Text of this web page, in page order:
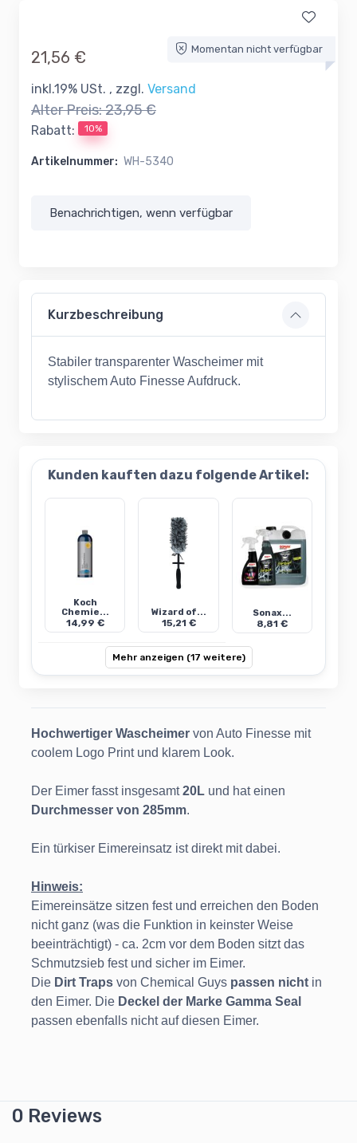
Momentan nicht verfügbar
21,56 €
inkl.19% USt. , zzgl. Versand
Alter Preis:23,95 €
Rabatt: 10%
Artikelnummer: WH-5340
Benachrichtigen, wenn verfügbar
Kurzbeschreibung
Stabiler transparenter Wascheimer mit
stylischem Auto Finesse Aufdruck.
Kunden kauften dazu folgende Artikel:
Koch
Chemie...
14,99 €
Wizard of...
15,21 €
Sonax...
8,81 €
Mehr anzeigen (17 weitere)
Hochwertiger Wascheimer von Auto Finesse mit
coolem Logo Print und klarem Look.
Der Eimer fasst insgesamt20L und hat einen
Durchmesser von 285mm.
Ein türkiser Eimereinsatz ist direkt mit dabei.
Hinweis:
Eimereinsätze sitzen fest und erreichen den Boden
nicht ganz (was die Funktion in keinster Weise
beeinträchtigt) - ca. 2cm vor dem Boden sitzt das
Schmutzsieb fest und sicher im Eimer.
Die Dirt Traps von Chemical Guys passen nicht in
den Eimer. Die Deckel der Marke Gamma Seal
passen ebenfalls nicht auf diesen Eimer.
0 Reviews